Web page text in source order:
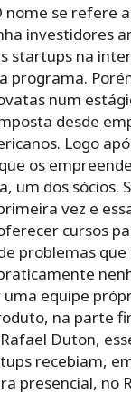
se refere
investidores
na
programa.
num
desde
Logo
os
um dos sócios.
vez e
cursos
problemas
equipe
na parte
Duton,
recebiam,
presencial, no